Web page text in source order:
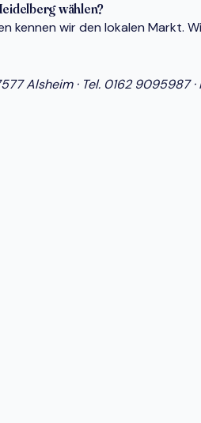
wählen?
kennen wir den lokalen Markt.
Alsheim · Tel. 0162 9095987·